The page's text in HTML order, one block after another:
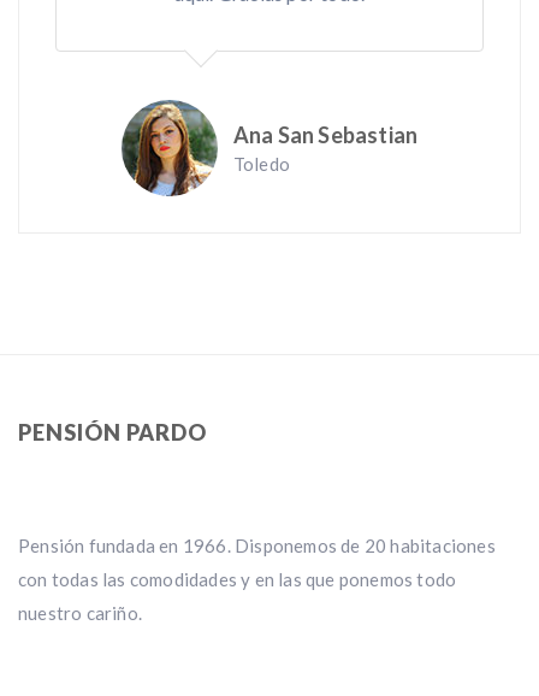
Ana San Sebastian
Toledo
PENSIÓN PARDO
Pensión fundada en 1966. Disponemos de 20 habitaciones
con todas las comodidades y en las que ponemos todo
nuestro cariño.